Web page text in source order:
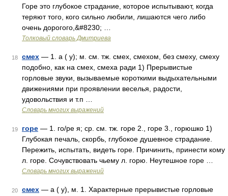
Горе это глубокое страдание, которое испытывают, когда
теряют того, кого сильно любили, лишаются чего либо
очень дорогого,&#8230; …
Толковый словарь Дмитриева
18 смех — 1. а ( у); м. см. тж. смех, смехом, без смеху, смеху
подобно, как на смех, смеха ради 1) Прерывистые
горловые звуки, вызываемые короткими выдыхательными
движениями при проявлении веселья, радости,
удовольствия и т.п …
Словарь многих выражений
19 горе — 1. го/ре я; ср. см. тж. горе 2., горе 3., горюшко 1)
Глубокая печаль, скорбь, глубокое душевное страдание.
Пережить, испытать, видеть горе. Причинить, принести кому
л. горе. Сочувствовать чьему л. горю. Неутешное горе …
Словарь многих выражений
20 смех — а ( у), м. 1. Характерные прерывистые горловые